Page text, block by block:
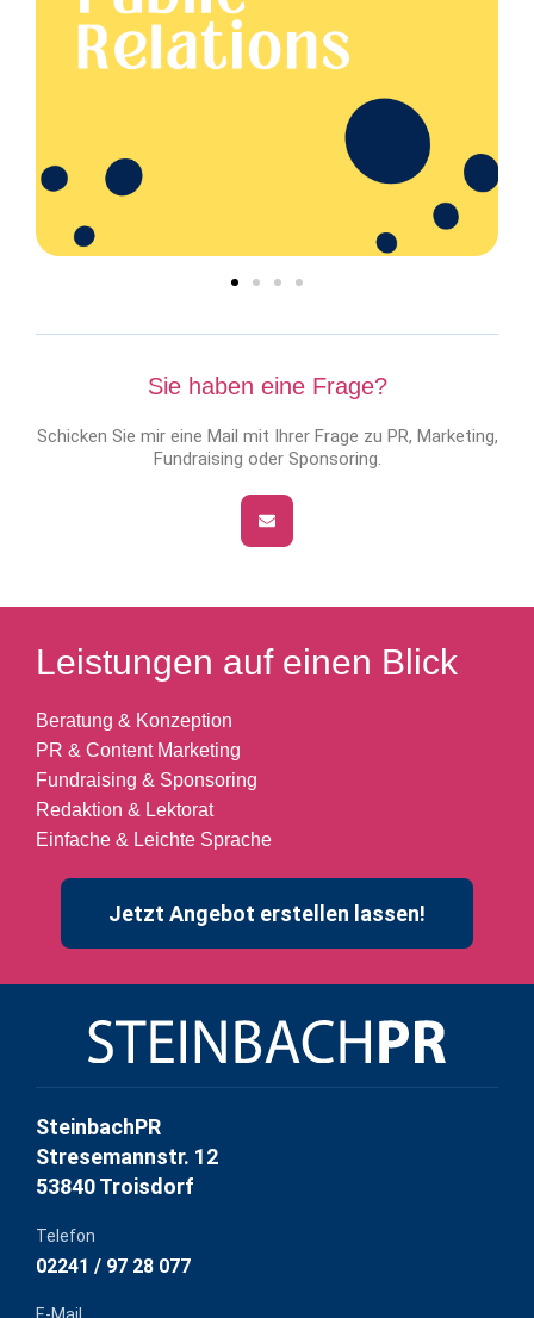
Sie haben eine Frage?
Schicken Sie mir eine Mail mit Ihrer Frage zu PR, Marketing,
Fundraising oder Sponsoring.
SteinbachPR
Stresemannstr. 12
53840 Troisdorf
Telefon
02241 / 97 28 077
E-Mail
Leistungen auf einen Blick
Beratung & Konzeption
PR & Content Marketing
Fundraising & Sponsoring
Redaktion & Lektorat
Einfache & Leichte Sprache
Jetzt Angebot erstellen lassen!